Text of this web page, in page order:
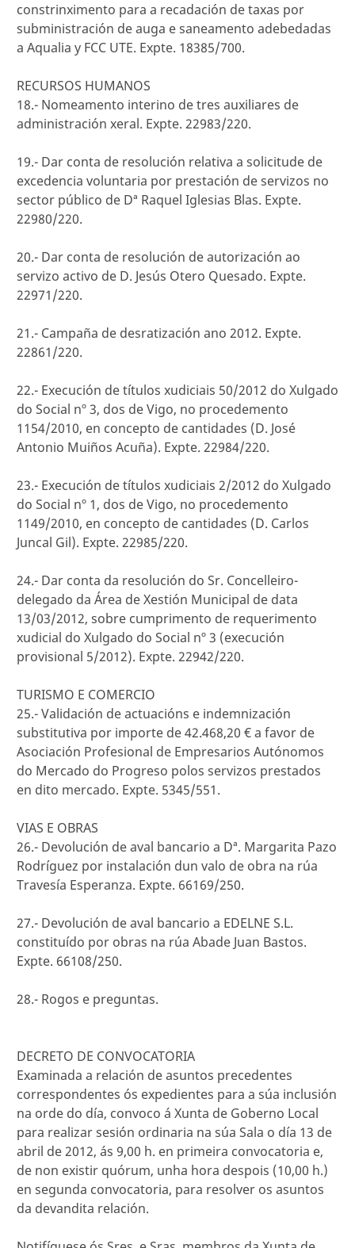
constrinximento para a recadación de taxas por
subministración de auga e saneamento adebedadas
a Aqualia y FCC UTE. Expte. 18385/700.
RECURSOS HUMANOS
18.- Nomeamento interino de tres auxiliares de
administración xeral. Expte. 22983/220.
19.- Dar conta de resolución relativa a solicitude de
excedencia voluntaria por prestación de servizos no
sector público de Dª Raquel Iglesias Blas. Expte.
22980/220.
20.- Dar conta de resolución de autorización ao
servizo activo de D. Jesús Otero Quesado. Expte.
22971/220.
21.- Campaña de desratización ano 2012. Expte.
22861/220.
22.- Execución de títulos xudiciais 50/2012 do Xulgado
do Social nº 3, dos de Vigo, no procedemento
1154/2010, en concepto de cantidades (D. José
Antonio Muiños Acuña). Expte. 22984/220.
23.- Execución de títulos xudiciais 2/2012 do Xulgado
do Social nº 1, dos de Vigo, no procedemento
1149/2010, en concepto de cantidades (D. Carlos
Juncal Gil). Expte. 22985/220.
24.- Dar conta da resolución do Sr. Concelleiro-
delegado da Área de Xestión Municipal de data
13/03/2012, sobre cumprimento de requerimento
xudicial do Xulgado do Social nº 3 (execución
provisional 5/2012). Expte. 22942/220.
TURISMO E COMERCIO
25.- Validación de actuacións e indemnización
substitutiva por importe de 42.468,20 € a favor de
Asociación Profesional de Empresarios Autónomos
do Mercado do Progreso polos servizos prestados
en dito mercado. Expte. 5345/551.
VIAS E OBRAS
26.- Devolución de aval bancario a Dª. Margarita Pazo
Rodríguez por instalación dun valo de obra na rúa
Travesía Esperanza. Expte. 66169/250.
27.- Devolución de aval bancario a EDELNE S.L.
constituído por obras na rúa Abade Juan Bastos.
Expte. 66108/250.
28.- Rogos e preguntas.
DECRETO DE CONVOCATORIA
Examinada a relación de asuntos precedentes
correspondentes ós expedientes para a súa inclusión
na orde do día, convoco á Xunta de Goberno Local
para realizar sesión ordinaria na súa Sala o día 13 de
abril de 2012, ás 9,00 h. en primeira convocatoria e,
de non existir quórum, unha hora despois (10,00 h.)
en segunda convocatoria, para resolver os asuntos
da devandita relación.